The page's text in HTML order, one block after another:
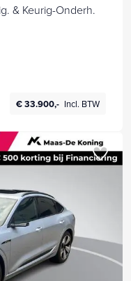
& Keurig-Onderh.
€ 33.900,- Incl. BTW